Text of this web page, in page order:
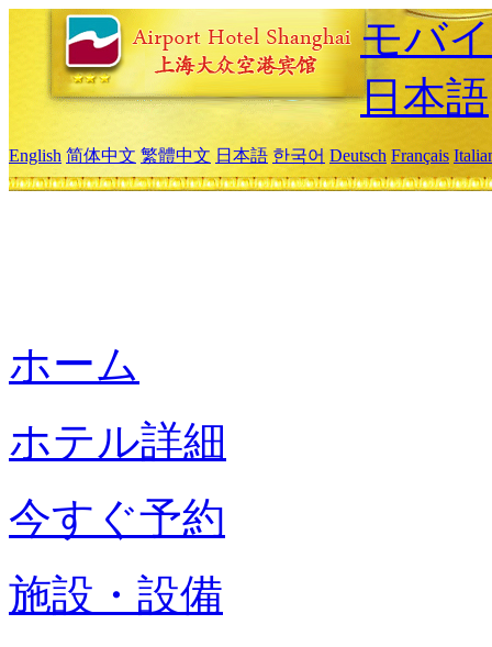
モバ
日本語
English 简体中文 繁體中文 日本語 한국어 Deutsch Français
ホーム
ホテル詳細
今すぐ予約
施設・設備